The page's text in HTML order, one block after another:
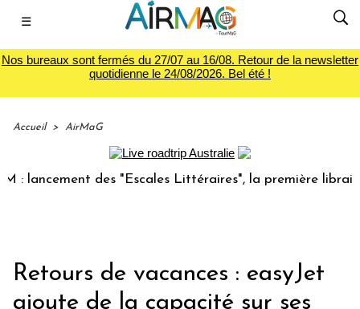
☰
Nos bureaux sont fermés du 27/07 au 16/08. Retour de la newsletter
quotidienne le 24/08/2026. Bel été !
Accueil > AirMaG
des "Escales Littéraires", la première librairie du
Retours de vacances : easyJet
ajoute de la capacité sur ses